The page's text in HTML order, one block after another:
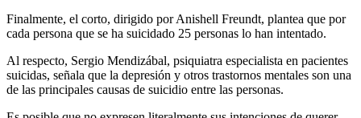
Finalmente, el corto, dirigido por Anishell Freundt, plantea que por
cada persona que se ha suicidado 25 personas lo han intentado.
Al respecto, Sergio Mendizábal, psiquiatra especialista en pacientes
suicidas, señala que la depresión y otros trastornos mentales son una
de las principales causas de suicidio entre las personas.